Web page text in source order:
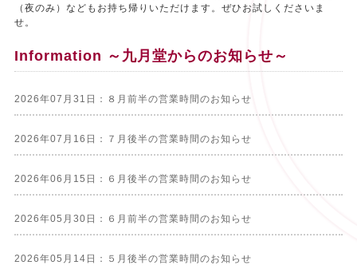
（夜のみ）などもお持ち帰りいただけます。ぜひお試しくださいま
せ。
Information ～九月堂からのお知らせ～
2026年07月31日：８月前半の営業時間のお知らせ
2026年07月16日：７月後半の営業時間のお知らせ
2026年06月15日：６月後半の営業時間のお知らせ
2026年05月30日：６月前半の営業時間のお知らせ
2026年05月14日：５月後半の営業時間のお知らせ